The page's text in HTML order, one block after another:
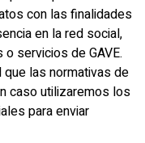
con las finalidades
en la red social,
servicios de GAVE.
las normativas de
caso utilizaremos los
para enviar